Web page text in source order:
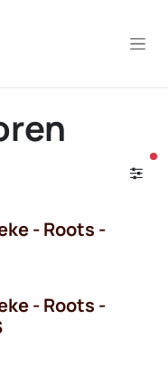
- Roots -
- Roots -